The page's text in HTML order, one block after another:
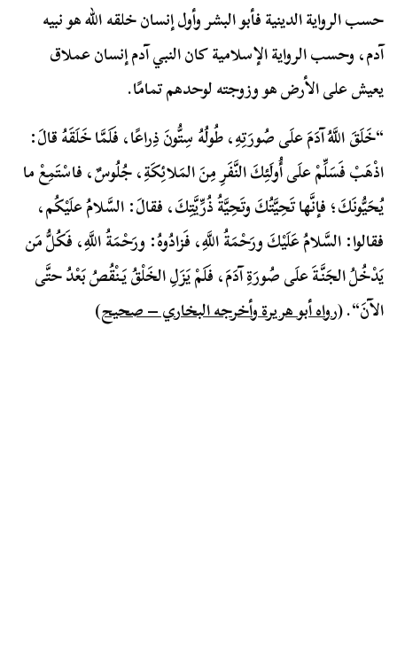
حسب الرواية الدينية فأبو البشر وأول إنسان خلقه الله هو نبيه
آدم، وحسب الرواية الإسلامية كان النبي آدم إنسان عملاق
يعيش على الأرض هو وزوجته لوحدهم تمامًا.
“خَلَقَ اللَّهُ آدَمَ علَى صُورَتِهِ، طُولُهُ سِتُّونَ ذِراعًا، فَلَمَّا خَلَقَهُ قالَ:
اذْهَبْ فَسَلِّمْ علَى أُولَئِكَ النَّفَرِ مِنَ المَلائِكَةِ، جُلُوسٌ، فاسْتَمِعْ ما
يُحَيُّونَكَ؛ فإنَّها تَحِيَّتُكَ وتَحِيَّةُ ذُرِّيَّتِكَ، فقالَ: السَّلامُ علَيْكُم،
فقالوا: السَّلامُ عَلَيْكَ ورَحْمَةُ اللَّهِ، فَزادُوهُ: ورَحْمَةُ اللَّهِ، فَكُلُّ مَن
يَدْخُلُ الجَنَّةَ علَى صُورَةِ آدَمَ، فَلَمْ يَزَلِ الخَلْقُ يَنْقُصُ بَعْدُ حتَّى
الآنَ“. (رواه أبو هريرة وأخرجه البخاري – صحيح)